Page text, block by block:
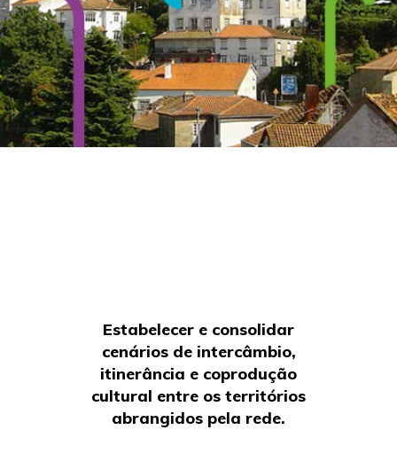
Estabelecer e consolidar
cenários de intercâmbio,
itinerância e coprodução
cultural entre os territórios
abrangidos pela rede.